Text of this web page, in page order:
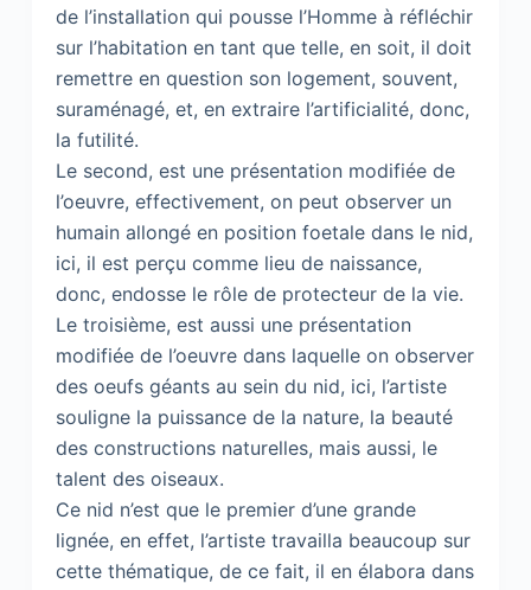
de l’installation qui pousse l’Homme à réfléchir
sur l’habitation en tant que telle, en soit, il doit
remettre en question son logement, souvent,
suraménagé, et, en extraire l’artificialité, donc,
la futilité.
Le second, est une présentation modifiée de
l’oeuvre, effectivement, on peut observer un
humain allongé en position foetale dans le nid,
ici, il est perçu comme lieu de naissance,
donc, endosse le rôle de protecteur de la vie.
Le troisième, est aussi une présentation
modifiée de l’oeuvre dans laquelle on observer
des oeufs géants au sein du nid, ici, l’artiste
souligne la puissance de la nature, la beauté
des constructions naturelles, mais aussi, le
talent des oiseaux.
Ce nid n’est que le premier d’une grande
lignée, en effet, l’artiste travailla beaucoup sur
cette thématique, de ce fait, il en élabora dans